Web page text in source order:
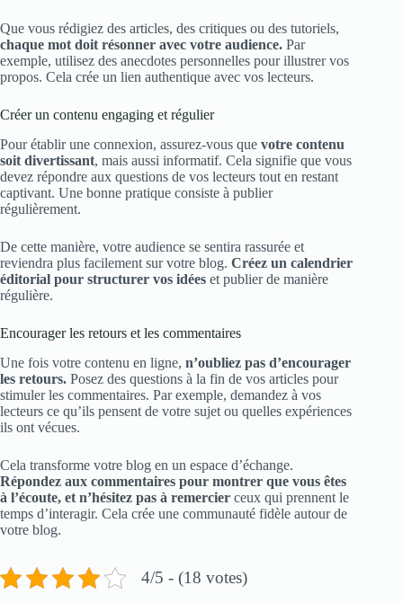
Que vous rédigiez des articles, des critiques ou des tutoriels,
chaque mot doit résonner avec votre audience. Par
exemple, utilisez des anecdotes personnelles pour illustrer vos
propos. Cela crée un lien authentique avec vos lecteurs.
Créer un contenu engaging et régulier
Pour établir une connexion, assurez-vous que votre contenu
soit divertissant, mais aussi informatif. Cela signifie que vous
devez répondre aux questions de vos lecteurs tout en restant
captivant. Une bonne pratique consiste à publier
régulièrement.
De cette manière, votre audience se sentira rassurée et
reviendra plus facilement sur votre blog. Créez un calendrier
éditorial pour structurer vos idées et publier de manière
régulière.
Encourager les retours et les commentaires
Une fois votre contenu en ligne, n’oubliez pas d’encourager
les retours. Posez des questions à la fin de vos articles pour
stimuler les commentaires. Par exemple, demandez à vos
lecteurs ce qu’ils pensent de votre sujet ou quelles expériences
ils ont vécues.
Cela transforme votre blog en un espace d’échange.
Répondez aux commentaires pour montrer que vous êtes
à l’écoute, et n’hésitez pas à remercier ceux qui prennent le
temps d’interagir. Cela crée une communauté fidèle autour de
votre blog.
4/5 - (18 votes)